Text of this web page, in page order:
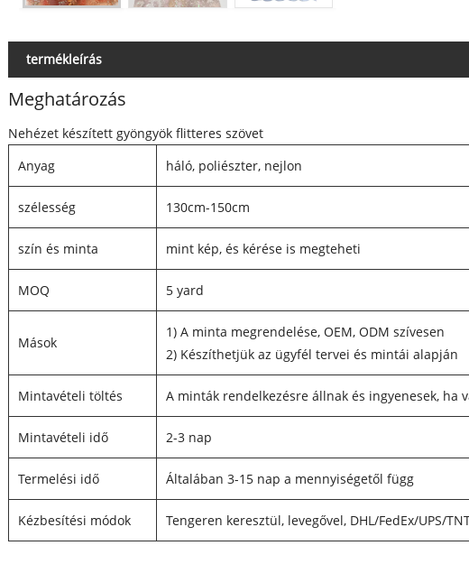
termékleírás
Meghatározás
Nehézet készített gyöngyök flitteres szövet
Anyag
háló, poliészter, nejlon
szélesség 130cm-150cm
szín és minta mint kép, és kérése is megteheti
MOQ 5 yard
Mások
1) A minta megrendelése, OEM, ODM szívesen
2) Készíthetjük az ügyfél tervei és mintái alapján
Mintavételi töltés A minták rendelkezésre állnak és ingyenesek, ha
Mintavételi idő 2-3 nap
Termelési idő Általában 3-15 nap a mennyiségetől függ
Kézbesítési módok Tengeren keresztül, levegővel, DHL/FedEx/UPS/